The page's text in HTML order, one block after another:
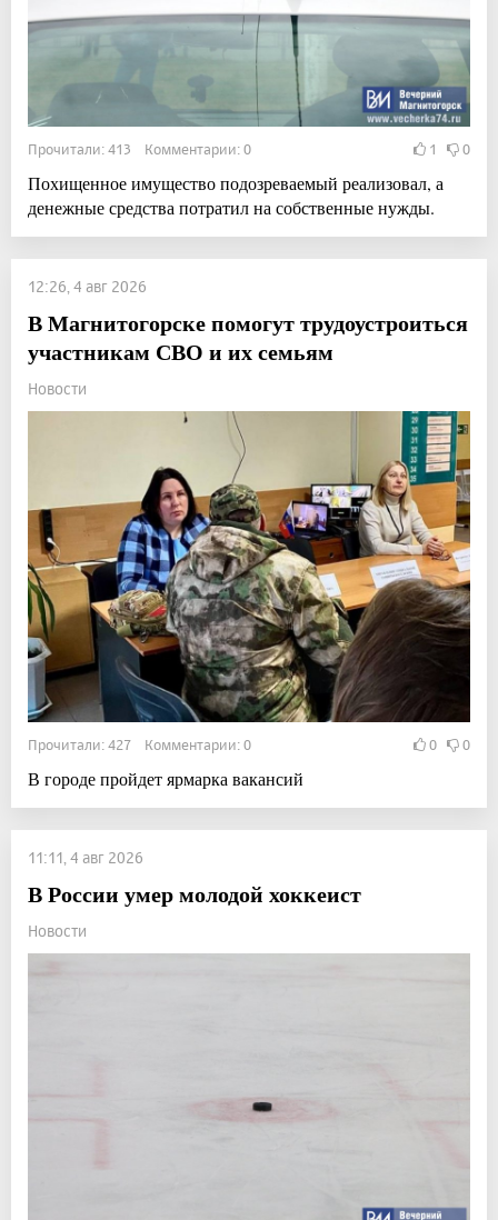
Прочитали: 413 Комментарии: 0 1 0
Похищенное имущество подозреваемый реализовал, а
денежные средства потратил на собственные нужды.
12:26, 4 авг 2026
В Магнитогорске помогут трудоустроиться
участникам СВО и их семьям
Новости
Прочитали: 427 Комментарии: 0 0 0
В городе пройдет ярмарка вакансий
11:11, 4 авг 2026
В России умер молодой хоккеист
Новости